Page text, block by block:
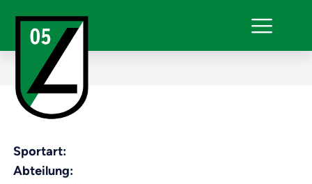
Sportart:
Abteilung: